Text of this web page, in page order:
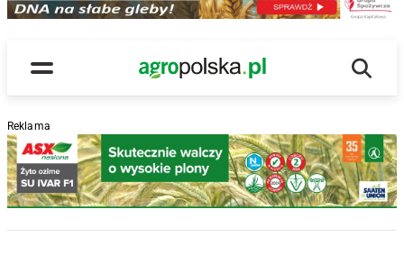
Menu
Main Logo
Reklama